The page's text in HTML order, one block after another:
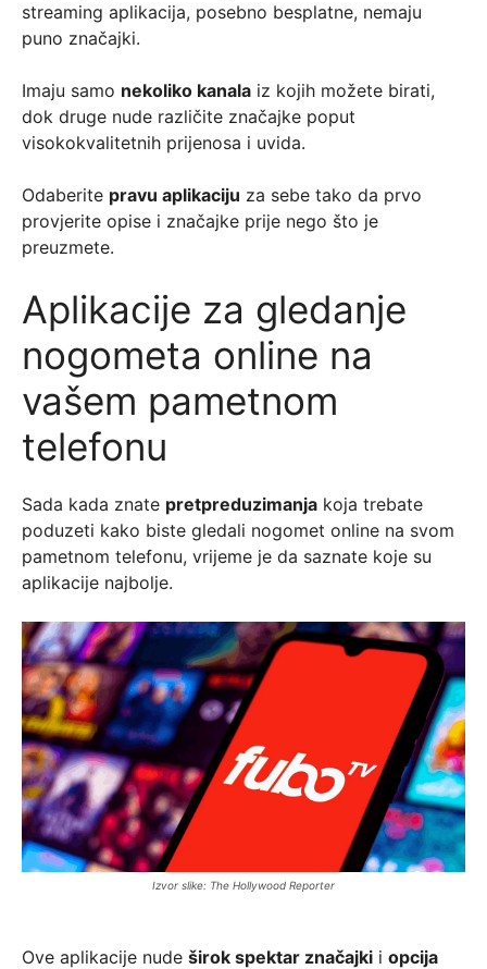
streaming aplikacija, posebno besplatne, nemaju
puno značajki.
Imaju samo nekoliko kanala iz kojih možete birati,
dok druge nude različite značajke poput
visokokvalitetnih prijenosa i uvida.
Odaberite pravu aplikaciju za sebe tako da prvo
provjerite opise i značajke prije nego što je
preuzmete.
Aplikacije za gledanje
nogometa online na
vašem pametnom
telefonu
Sada kada znate pretpreduzimanja koja trebate
poduzeti kako biste gledali nogomet online na svom
pametnom telefonu, vrijeme je da saznate koje su
aplikacije najbolje.
Izvor slike: The Hollywood Reporter
Ove aplikacije nude širok spektar značajki i opcija